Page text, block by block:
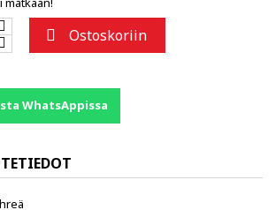
 Ostoskoriin
WhatsAppissa